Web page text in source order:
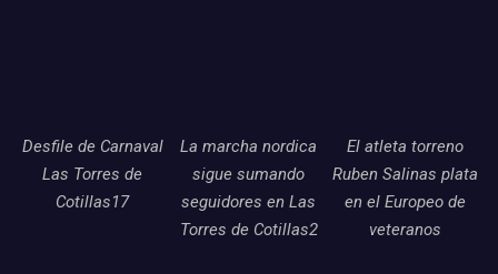
Desfile de Carnaval
Las Torres de
Cotillas17
La marcha nordica
sigue sumando
seguidores en Las
Torres de Cotillas2
El atleta torreno
Ruben Salinas plata
en el Europeo de
veteranos